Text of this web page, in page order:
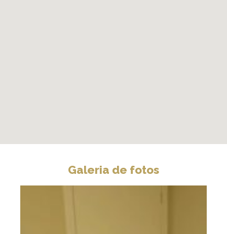
Galeria de fotos